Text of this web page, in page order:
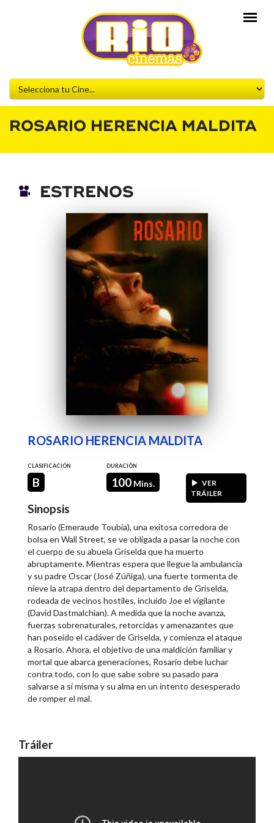
ROSARIO HERENCIA MALDITA
ESTRENOS
ROSARIO HERENCIA MALDITA
CLASIFICACIÓN
B
DURACIÓN
100 Mins.
VER
TRÁILER
Sinopsis
Rosario (Emeraude Toubia), una exitosa corredora de
bolsa en Wall Street, se ve obligada a pasar la noche con
el cuerpo de su abuela Griselda que ha muerto
abruptamente. Mientras espera que llegue la ambulancia
y su padre Oscar (José Zúñiga), una fuerte tormenta de
nieve la atrapa dentro del departamento de Griselda,
rodeada de vecinos hostiles, incluido Joe el vigilante
(David Dastmalchian). A medida que la noche avanza,
fuerzas sobrenaturales, retorcidas y amenazantes que
han poseído el cadáver de Griselda, y comienza el ataque
a Rosario. Ahora, el objetivo de una maldición familiar y
mortal que abarca generaciones, Rosario debe luchar
contra todo, con lo que sabe sobre su pasado para
salvarse a sí misma y su alma en un intento desesperado
de romper el mal.
Tráiler